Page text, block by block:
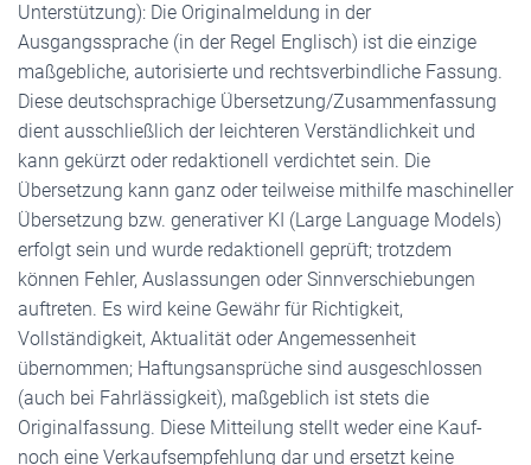
Unterstützung): Die Originalmeldung in der
Ausgangssprache (in der Regel Englisch) ist die einzige
maßgebliche, autorisierte und rechtsverbindliche Fassung.
Diese deutschsprachige Übersetzung/Zusammenfassung
dient ausschließlich der leichteren Verständlichkeit und
kann gekürzt oder redaktionell verdichtet sein. Die
Übersetzung kann ganz oder teilweise mithilfe maschineller
Übersetzung bzw. generativer KI (Large Language Models)
erfolgt sein und wurde redaktionell geprüft; trotzdem
können Fehler, Auslassungen oder Sinnverschiebungen
auftreten. Es wird keine Gewähr für Richtigkeit,
Vollständigkeit, Aktualität oder Angemessenheit
übernommen; Haftungsansprüche sind ausgeschlossen
(auch bei Fahrlässigkeit), maßgeblich ist stets die
Originalfassung. Diese Mitteilung stellt weder eine Kauf-
noch eine Verkaufsempfehlung dar und ersetzt keine